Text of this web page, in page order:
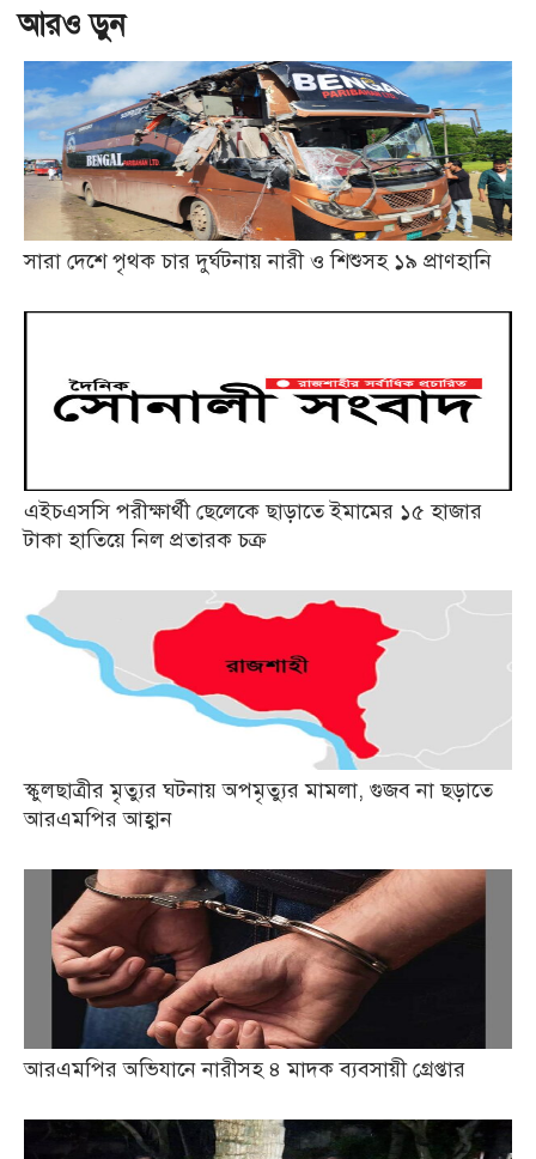
আরও ড়ুন
সারা দেশে পৃথক চার দুর্ঘটনায় নারী ও শিশুসহ ১৯ প্রাণহানি
এইচএসসি পরীক্ষার্থী ছেলেকে ছাড়াতে ইমামের ১৫ হাজার
টাকা হাতিয়ে নিল প্রতারক চক্র
স্কুলছাত্রীর মৃত্যুর ঘটনায় অপমৃত্যুর মামলা, গুজব না ছড়াতে
আরএমপির আহ্বান
আরএমপির অভিযানে নারীসহ ৪ মাদক ব্যবসায়ী গ্রেপ্তার